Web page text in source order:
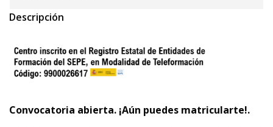
Descripción
Convocatoria abierta. ¡Aún puedes matricularte!.